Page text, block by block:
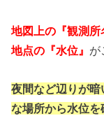
地図上の『観測
地点の『水位』 が
夜間など辺りが
な場所から水位